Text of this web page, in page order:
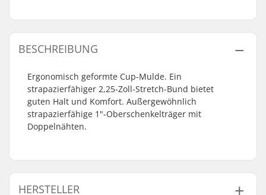
BESCHREIBUNG
Ergonomisch geformte Cup-Mulde. Ein
strapazierfähiger 2,25-Zoll-Stretch-Bund bietet
guten Halt und Komfort. Außergewöhnlich
strapazierfähige 1"-Oberschenkelträger mit
Doppelnähten.
HERSTELLER